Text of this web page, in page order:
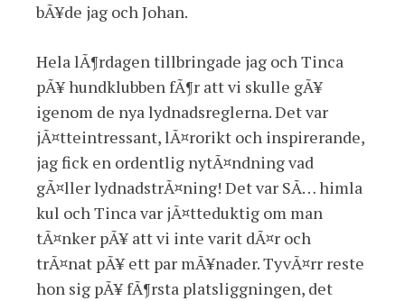
bÃ¥de jag och Johan.
Hela lÃ¶rdagen tillbringade jag och Tinca
pÃ¥ hundklubben fÃ¶r att vi skulle gÃ¥
igenom de nya lydnadsreglerna. Det var
jÃ¤tteintressant, lÃ¤rorikt och inspirerande,
jag fick en ordentlig nytÃ¤ndning vad
gÃ¤ller lydnadstrÃ¤ning! Det var SÃ… himla
kul och Tinca var jÃ¤tteduktig om man
tÃ¤nker pÃ¥ att vi inte varit dÃ¤r och
trÃ¤nat pÃ¥ ett par mÃ¥nader. TyvÃ¤rr reste
hon sig pÃ¥ fÃ¶rsta platsliggningen, det